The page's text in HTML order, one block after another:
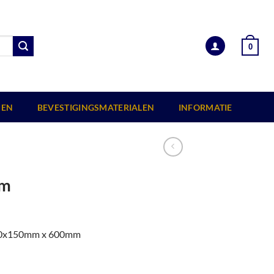
0
BEVESTIGINGSMATERIALEN INFORMATIE
x 600mm